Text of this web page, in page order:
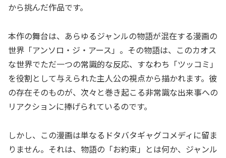
から挑んだ作品です。
本作の舞台は、あらゆるジャンルの物語が混在する漫画の
世界「アンソロ・ジ・アース」。その物語は、このカオス
な世界でただ一つの常識的な反応、すなわち「ツッコミ」
を役割として与えられた主人公の視点から描かれます。彼
の存在そのものが、次々と巻き起こる非常識な出来事への
リアクションに捧げられているのです。
しかし、この漫画は単なるドタバタギャグコメディに留ま
りません。それは、物語の「お約束」とは何か、ジャンル